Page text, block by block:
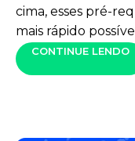
cima, esses pré-
mais rápido
CONTINUE LENDO